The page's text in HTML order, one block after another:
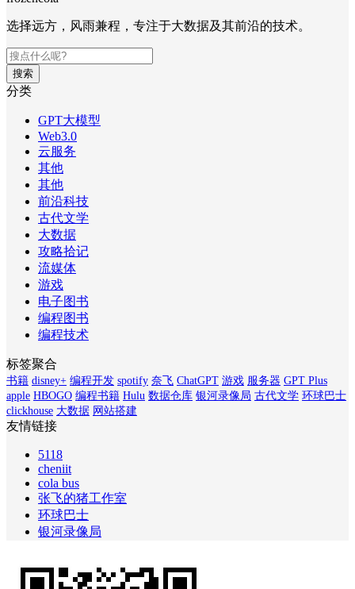
选择远方，风雨兼程，专注于大数据及其前沿的技术。
搜索
分类
GPT大模型
Web3.0
云服务
其他
其他
前沿科技
古代文学
大数据
攻略拾记
流媒体
游戏
电子图书
编程图书
编程技术
标签聚合
书籍 disney+ 编程开发 spotify 奈飞 ChatGPT 游戏 服务器 GPT Plus
apple HBOGO 编程书籍 Hulu 数据仓库 银河录像局 古代文学 环球巴士
clickhouse 大数据 网站搭建
友情链接
5118
cheniit
cola bus
张飞的猪工作室
环球巴士
银河录像局